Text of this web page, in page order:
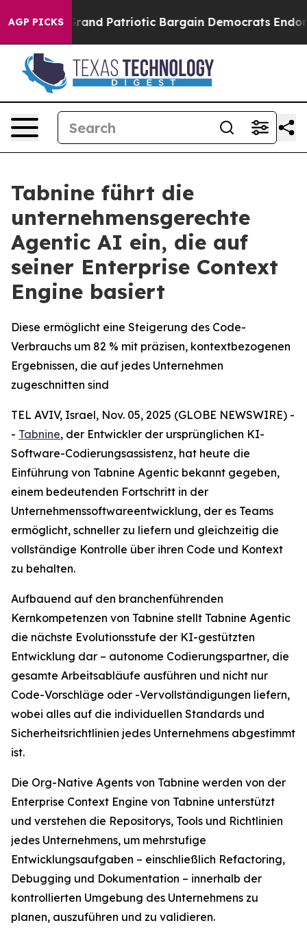
AGP PICKS
For a Grand Patriotic Bargain Democrats Endorse
Tabnine führt die
unternehmensgerechte
Agentic AI ein, die auf
seiner Enterprise Context
Engine basiert
Diese ermöglicht eine Steigerung des Code-
Verbrauchs um 82 % mit präzisen, kontextbezogenen
Ergebnissen, die auf jedes Unternehmen
zugeschnitten sind
TEL AVIV, Israel, Nov. 05, 2025 (GLOBE NEWSWIRE) -
- Tabnine, der Entwickler der ursprünglichen KI-
Software-Codierungsassistenz, hat heute die
Einführung von Tabnine Agentic bekannt gegeben,
einem bedeutenden Fortschritt in der
Unternehmenssoftwareentwicklung, der es Teams
ermöglicht, schneller zu liefern und gleichzeitig die
vollständige Kontrolle über ihren Code und Kontext
zu behalten.
Aufbauend auf den branchenführenden
Kernkompetenzen von Tabnine stellt Tabnine Agentic
die nächste Evolutionsstufe der KI-gestützten
Entwicklung dar – autonome Codierungspartner, die
gesamte Arbeitsabläufe ausführen und nicht nur
Code-Vorschläge oder -Vervollständigungen liefern,
wobei alles auf die individuellen Standards und
Sicherheitsrichtlinien jedes Unternehmens abgestimmt
ist.
Die Org-Native Agents von Tabnine werden von der
Enterprise Context Engine von Tabnine unterstützt
und verstehen die Repositorys, Tools und Richtlinien
jedes Unternehmens, um mehrstufige
Entwicklungsaufgaben – einschließlich Refactoring,
Debugging und Dokumentation – innerhalb der
kontrollierten Umgebung des Unternehmens zu
planen, auszuführen und zu validieren.